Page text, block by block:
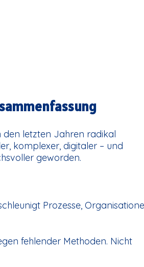
letzten Jahren radikal
komplexer, digitaler – und
geworden.
Prozesse,
fehlender Methoden. Nicht